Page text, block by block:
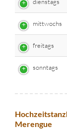
dienstags
mittwochs
freitags
sonntags
Merengue